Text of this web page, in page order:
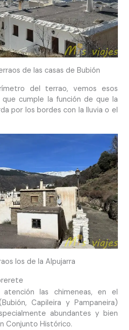
de las casas de Bubión
del terrao, vemos esos
cumple la función de que la
por los bordes con la lluvia o el
los de la Alpujarra
las chimeneas, en el
Capileira y Pampaneira)
abundantes y bien
Conjunto Histórico.